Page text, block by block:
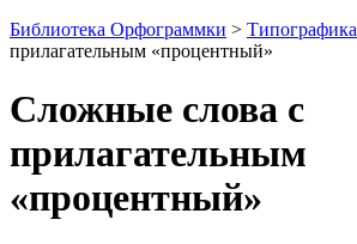
Библиотека Орфограммки > Типографика
прилагательным «процентный»
Сложные слова с
прилагательным
«процентный»